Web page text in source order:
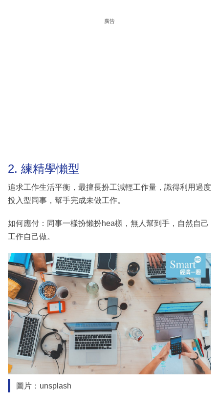
廣告
2. 練精學懶型
追求工作生活平衡，最擅長扮工減輕工作量，識得利用過度
投入型同事，幫手完成未做工作。
如何應付：同事一樣扮懶扮hea樣，無人幫到手，自然自己
工作自己做。
圖片：unsplash